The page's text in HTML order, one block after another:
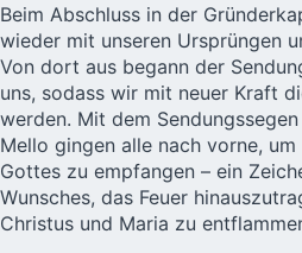
Beim Abschluss in der
wieder mit unseren Ursprüngen
Von dort aus begann der
uns, sodass wir mit neuer Kraft
werden. Mit dem
Mello gingen alle nach vorne,
Gottes zu empfangen – ein
Wunsches, das Feuer
Christus und Maria zu